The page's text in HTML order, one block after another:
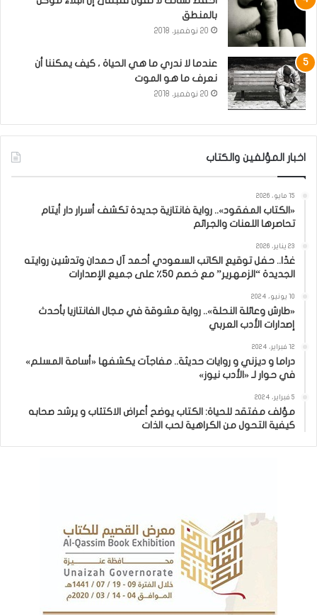
بالمنطق
20 نوفمبر، 2018
عندما لا ندري ما هي الحياة ، كيف يمكننا أن
نعرف ما هو الموت
20 نوفمبر، 2018
اخبار المؤلفين والكتاب
15 مايو، 2026
«الكتاب المفقود».. رواية فانتازية جديدة تكشف أسرار دار أيتام
تحاصرها اللعنات والجرائم
23 يناير، 2026
غدًا.. حفل توقيع الكاتب السعودي أحمد آل حمدان وتدشين روايته
الجديدة “الزمهرير” مع خصم 50٪ على جميع الإصدارات
10 يونيو، 2024
«طارش وعائلة النحلة».. رواية مشوقة في مجال الفانتازيا بأحدث
إصدارات الأدب العربي
12 فبراير، 2024
دراما و ديزني و روايات حديثة.. مفاجآت يكشفها «أسامة المسلم»
في حوار لـ «الأدب نيوز»
5 فبراير، 2024
مؤلف مفتقد للحياة: الكتاب يوضح أعراض الاكتئاب و يرشد صحابه
كيفية التحول من الكراهية لحب الذات